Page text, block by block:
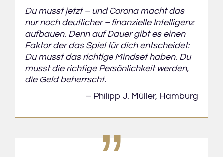
Du musst jetzt – und Corona macht das
nur noch deutlicher – finanzielle Intelligenz
aufbauen. Denn auf Dauer gibt es einen
Faktor der das Spiel für dich entscheidet:
Du musst das richtige Mindset haben. Du
musst die richtige Persönlichkeit werden,
die Geld beherrscht.
– Philipp J. Müller, Hamburg
„